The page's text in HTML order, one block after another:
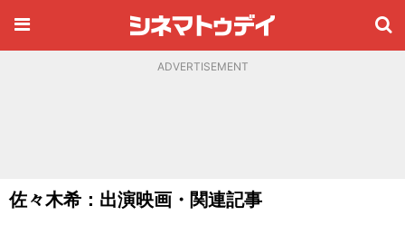
ADVERTISEMENT
佐々木希：出演映画・関連記事